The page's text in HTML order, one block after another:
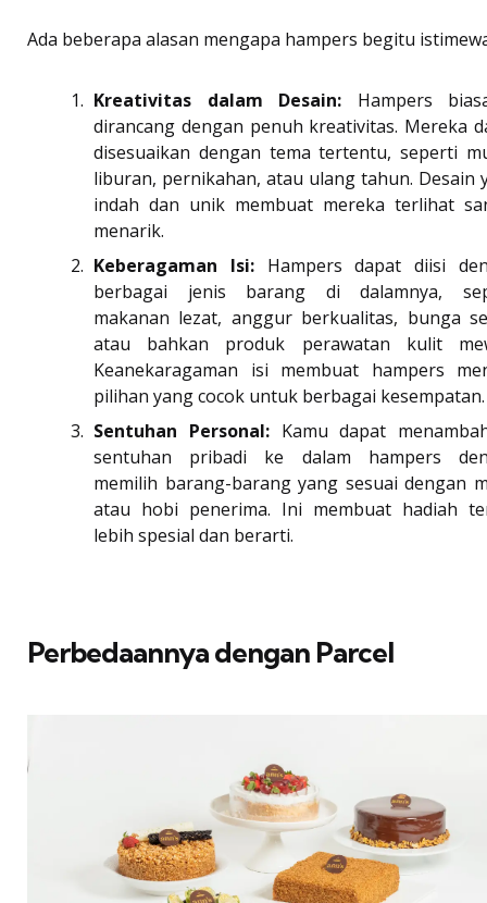
Ada beberapa alasan mengapa hampers begitu
Kreativitas dalam Desain: Hampers
dirancang dengan penuh kreativitas. Mereka
disesuaikan dengan tema tertentu, seperti
liburan, pernikahan, atau ulang tahun. Desain
indah dan unik membuat mereka terlihat
menarik.
Keberagaman Isi:Hampers dapat diisi
berbagai jenis barang di dalamnya,
makanan lezat, anggur berkualitas, bunga
atau bahkan produk perawatan kulit
Keanekaragaman isi membuat hampers
pilihan yang cocok untuk berbagai kesempatan.
Sentuhan Personal:Kamu dapat
sentuhan pribadi ke dalam hampers
memilih barang-barang yang sesuai dengan
atau hobi penerima. Ini membuat hadiah
lebih spesial dan berarti.
Perbedaannya dengan Parcel